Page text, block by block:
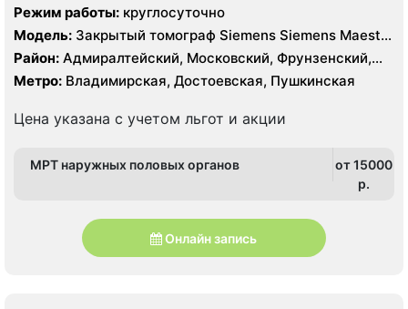
Режим работы: круглосуточно
Модель: Закрытый томограф Siemens Siemens Maestro
Class 1.5 Тесла
Район: Адмиралтейский, Московский, Фрунзенский,
Центральный
Метро: Владимирская, Достоевская, Пушкинская
Цена указана с учетом льгот и акции
МРТ наружных половых органов
от 15000
p.
Онлайн запись